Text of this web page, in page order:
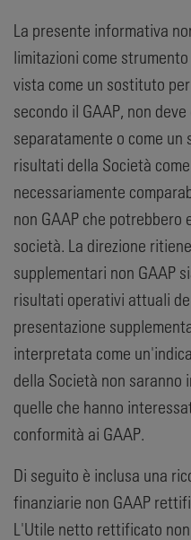
La presente informativa
limitazioni come
vista come un sostituto
secondo il GAAP, non
separatamente o come
risultati della Società
necessariamente
non GAAP che
società. La direzione
supplementari non GAAP
risultati operativi attuali
presentazione
interpretata come
della Società non
quelle che hanno
conformità ai GAAP.
Di seguito è inclusa una
finanziarie non GAAP
L'Utile netto rettificato